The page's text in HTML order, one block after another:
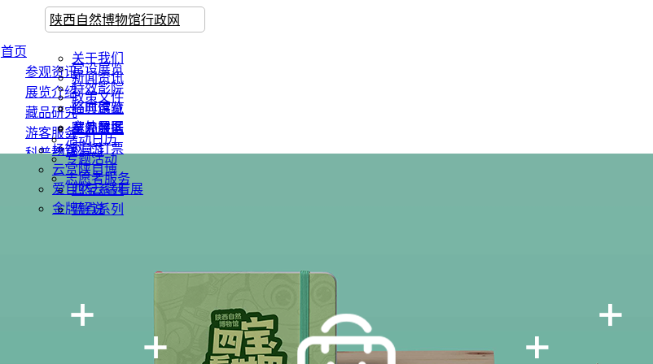
陕西自然博物馆行政网
首页
参观资讯
关于我们
新闻资讯
政策文件
展览介绍
常设展览
特效影院
临时展览
室外展区
藏品研究经典馆藏
藏品数据
游客服务参观服务
网上订票
科普教育
活动日历
专题活动
志愿者服务
数字展馆
场馆漫游
云赏陕自博
爱自然云端看展
金牌解说
文创集市四宝系列
蓝点系列
博物之友